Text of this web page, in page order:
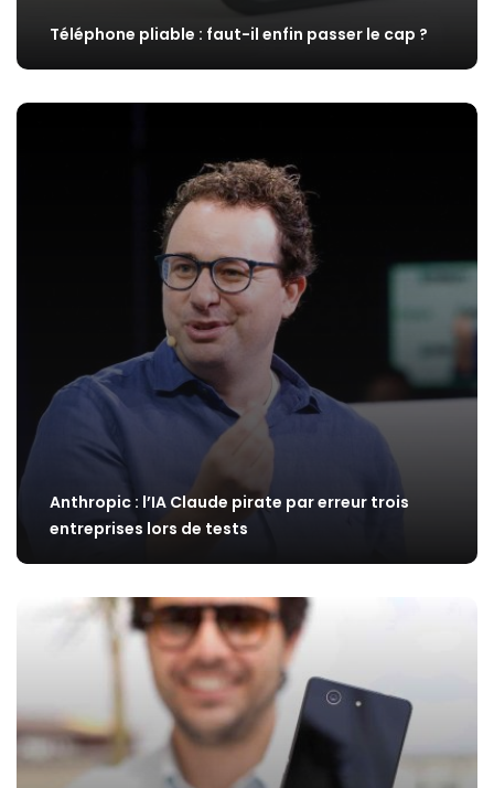
Téléphone pliable : faut-il enfin passer le cap ?
Anthropic : l’IA Claude pirate par erreur trois
entreprises lors de tests